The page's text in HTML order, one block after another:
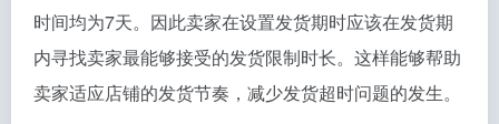
时间均为7天。因此卖家在设置发货期时应该在发货期
内寻找卖家最能够接受的发货限制时长。这样能够帮助
卖家适应店铺的发货节奏，减少发货超时问题的发生。